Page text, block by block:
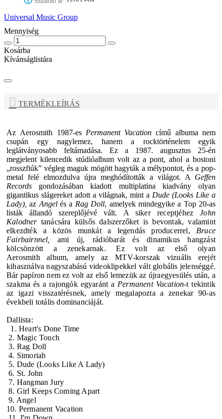
Universal Music Group
Mennyiség
Kosárba
Kívánságlistára
TERMÉKLEÍRÁS
Az Aerosmith 1987-es Permanent Vacation című albuma nem
csupán egy nagylemez, hanem a rocktörténelem egyik
leglátványosabb feltámadása. Ez a 1987. augusztus 25-én
megjelent kilencedik stúdióalbum volt az a pont, ahol a bostoni
„rosszfiúk” végleg maguk mögött hagyták a mélypontot, és a pop-
metal felé elmozdulva újra meghódították a világot. A Geffen
Records gondozásában kiadott multiplatina kiadvány olyan
gigantikus slágereket adott a világnak, mint a Dude (Looks Like a
Lady), az Angelés a Rag Doll, amelyek mindegyike a Top 20-as
listák állandó szereplőjévé vált. A siker receptjéhez John
Kalodnertanácsára külsős dalszerzőket is bevontak, valamint
elkezdték a közös munkát a legendás producerrel, Bruce
Fairbairnnel,
ami új, rádióbarát és dinamikus hangzást
kölcsönzött a zenekarnak. Ez volt az első olyan
Aerosmithalbum, amely az MTV-korszak vizuális erejét
kihasználva nagyszabású videoklipekkel vált globális jelenséggé.
Bár papíron nem ez volt az első lemezük az újraegyesülés után, a
szakma és a rajongók egyaránt a Permanent Vacation-t tekintik
az igazi visszatérésnek, amely megalapozta a zenekar 90-as
évekbeli totális dominanciáját.
Dallista:
1. Heart's Done Time
2. Magic Touch
3. Rag Doll
4. Simoriah
5. Dude (Looks Like A Lady)
6. St. John
7. Hangman Jury
8. Girl Keeps Coming Apart
9. Angel
10. Permanent Vacation